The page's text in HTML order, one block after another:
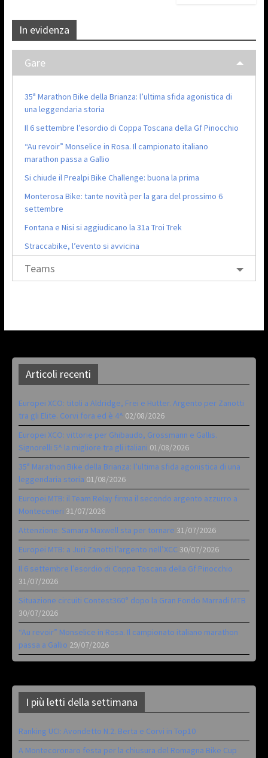
In evidenza
Gare
35ª Marathon Bike della Brianza: l’ultima sfida agonistica di
una leggendaria storia
Il 6 settembre l’esordio di Coppa Toscana della Gf Pinocchio
“Au revoir” Monselice in Rosa. Il campionato italiano
marathon passa a Gallio
Si chiude il Prealpi Bike Challenge: buona la prima
Monterosa Bike: tante novità per la gara del prossimo 6
settembre
Fontana e Nisi si aggiudicano la 31a Troi Trek
Straccabike, l’evento si avvicina
Teams
Articoli recenti
Europei XCO: titoli a Aldridge, Frei e Hutter. Argento per Zanotti
tra gli Elite. Corvi fora ed è 4^ 02/08/2026
Europei XCO: vittorie per Ghibaudo, Grossmann e Gallis.
Signorelli 5^ la migliore tra gli italiani 01/08/2026
35ª Marathon Bike della Brianza: l’ultima sfida agonistica di una
leggendaria storia 01/08/2026
Europei MTB: il Team Relay firma il secondo argento azzurro a
Monteceneri 31/07/2026
Attenzione: Samara Maxwell sta per tornare 31/07/2026
Europei MTB: a Juri Zanotti l’argento nell’XCC 30/07/2026
Il 6 settembre l’esordio di Coppa Toscana della Gf Pinocchio
31/07/2026
Situazione circuiti Contest360° dopo la Gran Fondo Marradi MTB
30/07/2026
“Au revoir” Monselice in Rosa. Il campionato italiano marathon
passa a Gallio 29/07/2026
I più letti della settimana
Ranking UCI: Avondetto N.2. Berta e Corvi in Top10
A Montecoronaro festa per la chiusura del Romagna Bike Cup